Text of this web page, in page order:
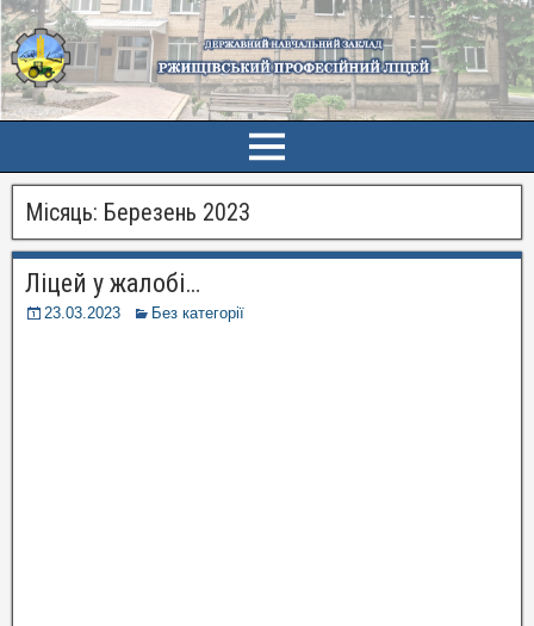
Місяць: Березень 2023
Ліцей у жалобі…
23.03.2023 Без категорії